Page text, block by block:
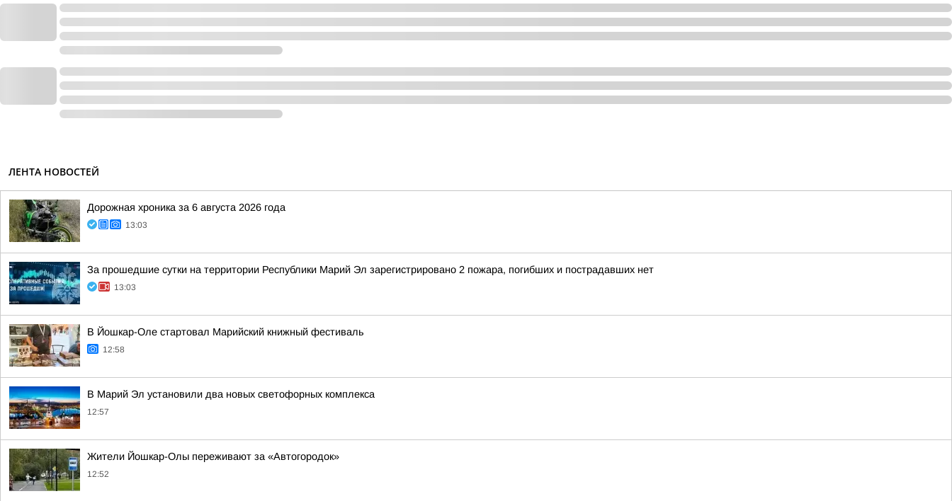
ЛЕНТА НОВОСТЕЙ
Дорожная хроника за 6 августа 2026 года
13:03
За прошедшие сутки на территории Республики Марий Эл зарегистрировано 2 пожара, погибших и пострадавших нет
13:03
В Йошкар-Оле стартовал Марийский книжный фестиваль
12:58
В Марий Эл установили два новых светофорных комплекса
12:57
Жители Йошкар-Олы переживают за «Автогородок»
12:52